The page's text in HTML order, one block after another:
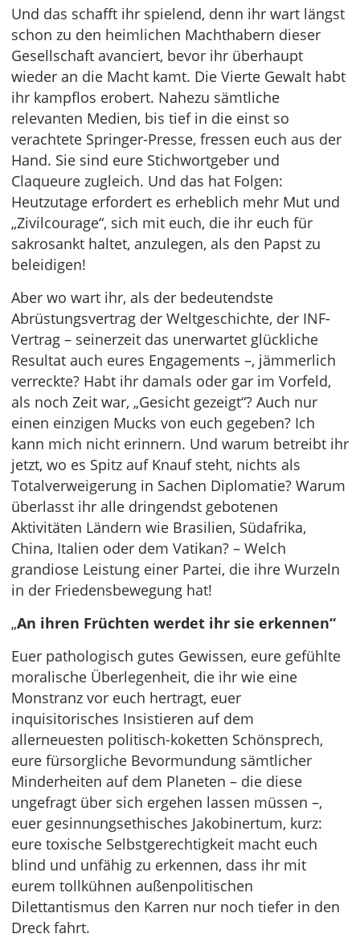
Und das schafft ihr spielend, denn ihr wart längst
schon zu den heimlichen Machthabern dieser
Gesellschaft avanciert, bevor ihr überhaupt
wieder an die Macht kamt. Die Vierte Gewalt habt
ihr kampflos erobert. Nahezu sämtliche
relevanten Medien, bis tief in die einst so
verachtete Springer-Presse, fressen euch aus der
Hand. Sie sind eure Stichwortgeber und
Claqueure zugleich. Und das hat Folgen:
Heutzutage erfordert es erheblich mehr Mut und
„Zivilcourage“, sich mit euch, die ihr euch für
sakrosankt haltet, anzulegen, als den Papst zu
beleidigen!
Aber wo wart ihr, als der bedeutendste
Abrüstungsvertrag der Weltgeschichte, der INF-
Ver­trag – seinerzeit das unerwartet glückliche
Resultat auch eures Engagements –, jämmerlich
verreckte? Habt ihr damals oder gar im Vorfeld,
als noch Zeit war, „Gesicht gezeigt“? Auch nur
einen einzigen Mucks von euch gegeben? Ich
kann mich nicht erinnern. Und warum betreibt ihr
jetzt, wo es Spitz auf Knauf steht, nichts als
Totalverweigerung in Sachen Diplomatie? Warum
überlasst ihr alle dringendst gebotenen
Aktivitäten Ländern wie Brasilien, Südafrika,
China, Italien oder dem Vatikan? – Welch
grandiose Leistung einer Partei, die ihre Wurzeln
in der Friedensbewegung hat!
„An ihren Früchten werdet ihr sie erkennen“
Euer pathologisch gutes Gewissen, eure gefühlte
moralische Überlegenheit, die ihr wie eine
Monstranz vor euch hertragt, euer
inquisitorisches Insistieren auf dem
allerneuesten politisch-koketten Schönsprech,
eure fürsorgliche Bevormundung sämtlicher
Minderheiten auf dem Planeten – die diese
ungefragt über sich ergehen lassen müssen –,
euer gesinnungsethisches Jakobinertum, kurz:
eure toxische Selbstgerechtigkeit macht euch
blind und unfähig zu erkennen, dass ihr mit
eurem tollkühnen außenpolitischen
Dilettantismus den Karren nur noch tiefer in den
Dreck fahrt.